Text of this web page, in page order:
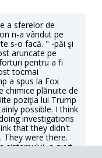
a sferelor de
n-a vândut pe
s-o facă. " -păi şi
aruncate pe
pentru a fi
tocmai
a spus la Fox
chi­mice plănuite de
poziţia lui Trump
possible. I think
investigations
that they didn't
They were there.
sistemului, a avut